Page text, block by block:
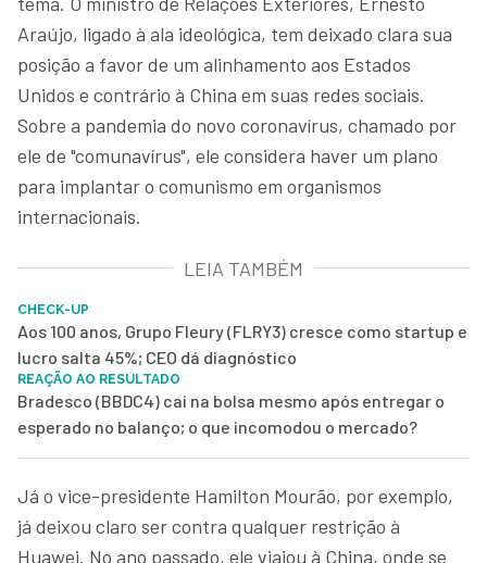
Araújo, ligado à ala ideológica, tem deixado clara sua
posição a favor de um alinhamento aos Estados
Unidos e contrário à China em suas redes sociais.
Sobre a pandemia do novo coronavírus, chamado por
ele de "comunavírus", ele considera haver um plano
para implantar o comunismo em organismos
internacionais.
LEIA TAMBÉM
CHECK-UP
Aos 100 anos, Grupo Fleury (FLRY3) cresce como startup e
lucro salta 45%; CEO dá diagnóstico
REAÇÃO AO RESULTADO
Bradesco (BBDC4) cai na bolsa mesmo após entregar o
esperado no balanço; o que incomodou o mercado?
Já o vice-presidente Hamilton Mourão, por exemplo,
já deixou claro ser contra qualquer restrição à
Huawei. No ano passado, ele viajou à China, onde se